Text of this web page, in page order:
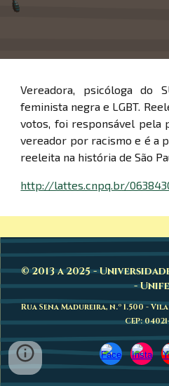
Vereadora, psicóloga do
feminista negra e LGBT.
votos, foi responsável pela
vereador por racismo e é a
reeleita na história de São
http://lattes.cnpq.br/
© 2013 a 2025 -
-
Rua Sena Madureira, n.º 1.500 -
CEP: